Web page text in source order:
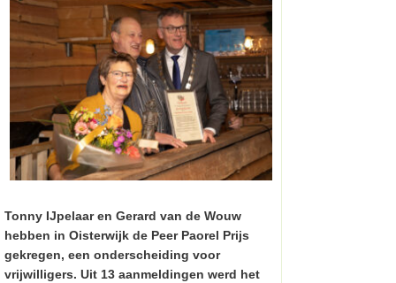
Tonny IJpelaar en Gerard van de Wouw
hebben in Oisterwijk de Peer Paorel Prijs
gekregen, een onderscheiding voor
vrijwilligers. Uit 13 aanmeldingen werd het